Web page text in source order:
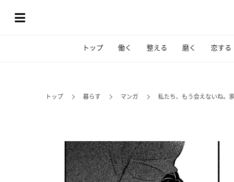
トップ 働く 整える 磨く 恋する
トップ 暮らす マンガ 私たち、もう会えないね。